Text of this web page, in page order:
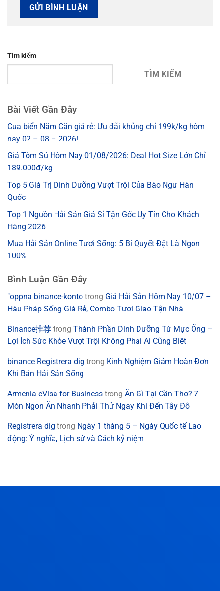
Tìm kiếm
TÌM KIẾM
Bài Viết Gần Đây
Cua biển Năm Căn giá rẻ: Ưu đãi khủng chỉ 199k/kg hôm
nay 02 – 08 – 2026!
Giá Tôm Sú Hôm Nay 01/08/2026: Deal Hot Size Lớn Chỉ
189.000đ/kg
Top 5 Giá Trị Dinh Dưỡng Vượt Trội Của Bào Ngư Hàn
Quốc
Top 1 Nguồn Hải Sản Giá Sỉ Tận Gốc Uy Tín Cho Khách
Hàng 2026
Mua Hải Sản Online Tươi Sống: 5 Bí Quyết Đặt Là Ngon
100%
Bình Luận Gần Đây
"oppna binance-konto trong Giá Hải Sản Hôm Nay 10/07 –
Hàu Pháp Sống Giá Rẻ, Combo Tươi Giao Tận Nhà
Binance推荐 trong Thành Phần Dinh Dưỡng Từ Mực Ống –
Lợi Ích Sức Khỏe Vượt Trội Không Phải Ai Cũng Biết
binance Registrera dig trong Kinh Nghiệm Giảm Hoàn Đơn
Khi Bán Hải Sản Sống
Armenia eVisa for Business trong Ăn Gì Tại Cần Thơ? 7
Món Ngon Ăn Nhanh Phải Thử Ngay Khi Đến Tây Đô
Registrera dig trong Ngày 1 tháng 5 – Ngày Quốc tế Lao
động: Ý nghĩa, Lịch sử và Cách kỷ niệm